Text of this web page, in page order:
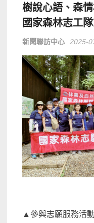
樹說心語、森
國家森林志工
新聞聯訪中心 2025-
▲參與志願服務活